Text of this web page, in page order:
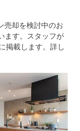
売却を検討中のお
ます。スタッフが
掲載します。詳し